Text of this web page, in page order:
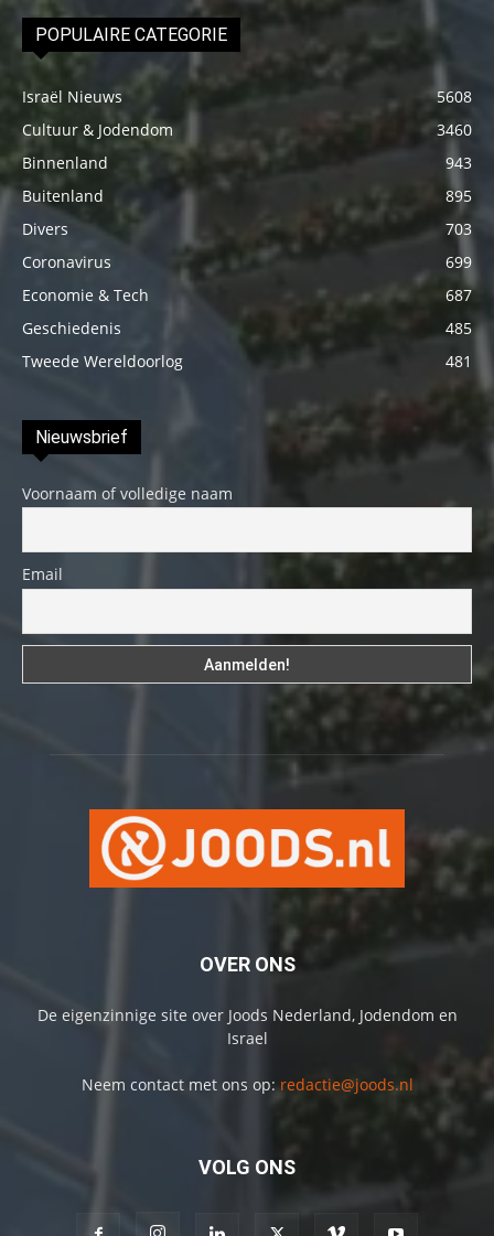
POPULAIRE CATEGORIE
Israël Nieuws
5608
Cultuur & Jodendom
3460
Binnenland
943
Buitenland
895
Divers
703
Coronavirus
699
Economie & Tech
687
Geschiedenis
485
Tweede Wereldoorlog
481
Nieuwsbrief
Voornaam of volledige naam
Email
OVER ONS
De eigenzinnige site over Joods Nederland, Jodendom en
Israel
Neem contact met ons op: redactie@joods.nl
VOLG ONS